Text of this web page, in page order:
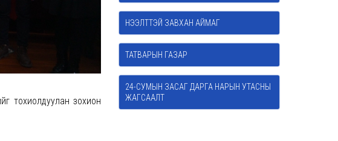
тохиолдуулан зохион
НЭЭЛТТЭЙ ЗАВХАН АЙМАГ
ТАТВАРЫН ГАЗАР
24-СУМЫН ЗАСАГ ДАРГА НАРЫН УТАСНЫ
ЖАГСААЛТ